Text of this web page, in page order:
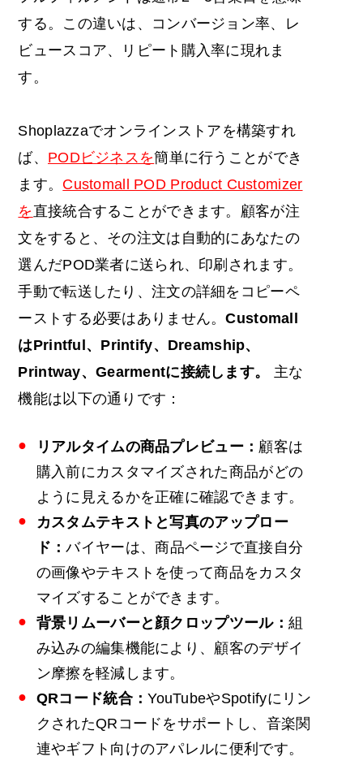
する。この違いは、コンバージョン率、レ
ビュースコア、リピート購入率に現れま
す。
Shoplazzaでオンラインストアを構築すれ
ば、 PODビジネスを簡単に行うことができ
ます。 Customall POD Product Customizer
を 直接統合することができます。顧客が注
文をすると、その注文は自動的にあなたの
選んだPOD業者に送られ、印刷されます。
手動で転送したり、注文の詳細をコピーペ
ーストする必要はありません。Customall
はPrintful、Printify、Dreamship、
Printway、Gearmentに接続します。 主な
機能は以下の通りです：
リアルタイムの商品プレビュー： 顧客は
購入前にカスタマイズされた商品がどの
ように見えるかを正確に確認できます。
カスタムテキストと写真のアップロー
ド：バイヤーは、商品ページで直接自分
の画像やテキストを使って商品をカスタ
マイズすることができます。
背景リムーバーと顔クロップツール： 組
み込みの編集機能により、顧客のデザイ
ン摩擦を軽減します。
QRコード統合：YouTubeやSpotifyにリン
クされたQRコードをサポートし、音楽関
連やギフト向けのアパレルに便利です。